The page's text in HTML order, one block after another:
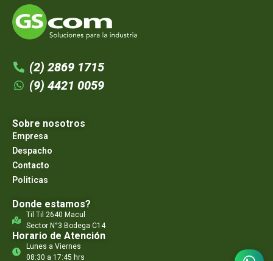
(2) 2869 1715
(9) 4421 0059
Sobre nosotros
Empresa
Despacho
Contacto
Politicas
Donde estamos?
Til Til 2640 Macul
Sector N°3 Bodega C14
Horario de Atención
Lunes a Viernes
08:30 a 17:45 hrs